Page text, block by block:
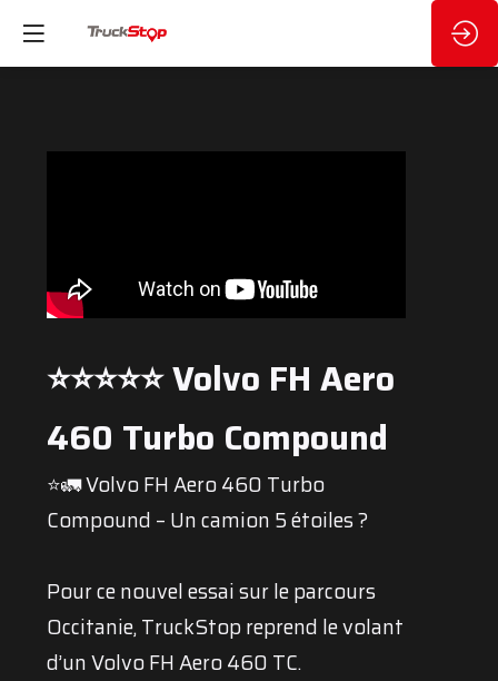
⭐️⭐️⭐️⭐️⭐️ Volvo FH Aero
460 Turbo Compound
⭐🚛 Volvo FH Aero 460 Turbo
Compound – Un camion 5 étoiles ?
Pour ce nouvel essai sur le parcours
Occitanie, TruckStop reprend le volant
d’un Volvo FH Aero 460 TC.